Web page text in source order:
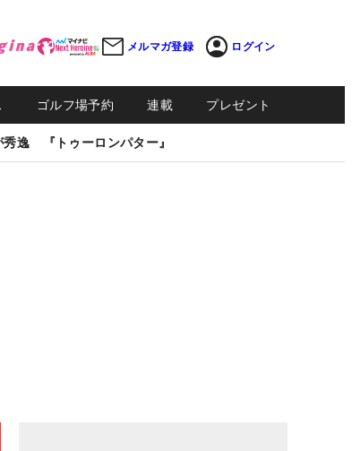
メルマガ登録 ログイン
ゴルフ場予約 連載 プレゼント
秀逸 『トゥーロンパター』